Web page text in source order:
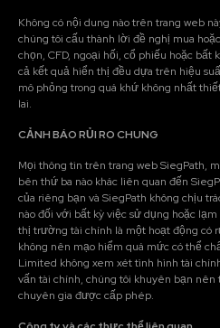
Không có nội dung nào trên trang web
chúng tôi cấu thành lời đề nghị mua
chọn, CFD, ngoại hối, cổ phiếu hoặc bất
cả kết quả hiển thị đều dựa trên hiệu
mô phỏng trong quá khứ không nhất
lai.
CẢNH BÁO RỦI RO CHUNG
Mọi thông tin trên trang web SiegPath,
bên thứ ba nào khác liên quan đến
của riêng bạn và SiegPath không chịu
nào đối với bất kỳ việc sử dụng hoặc
thị trường tài chính là một hoạt động có
không nên mạo hiểm quá mức có thể
Limited không xem xét tình hình tài
vấn tài chính, chúng tôi khuyên bạn nên
chuyên gia được cấp phép.